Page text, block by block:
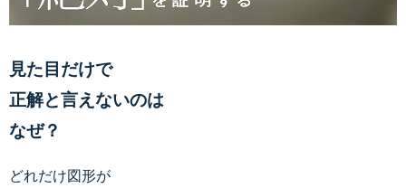
見た目だけで
正解と言えないのは
なぜ？
どれだけ図形が